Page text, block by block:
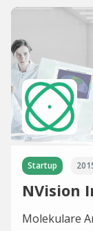
Startup
NVision
Molekulare